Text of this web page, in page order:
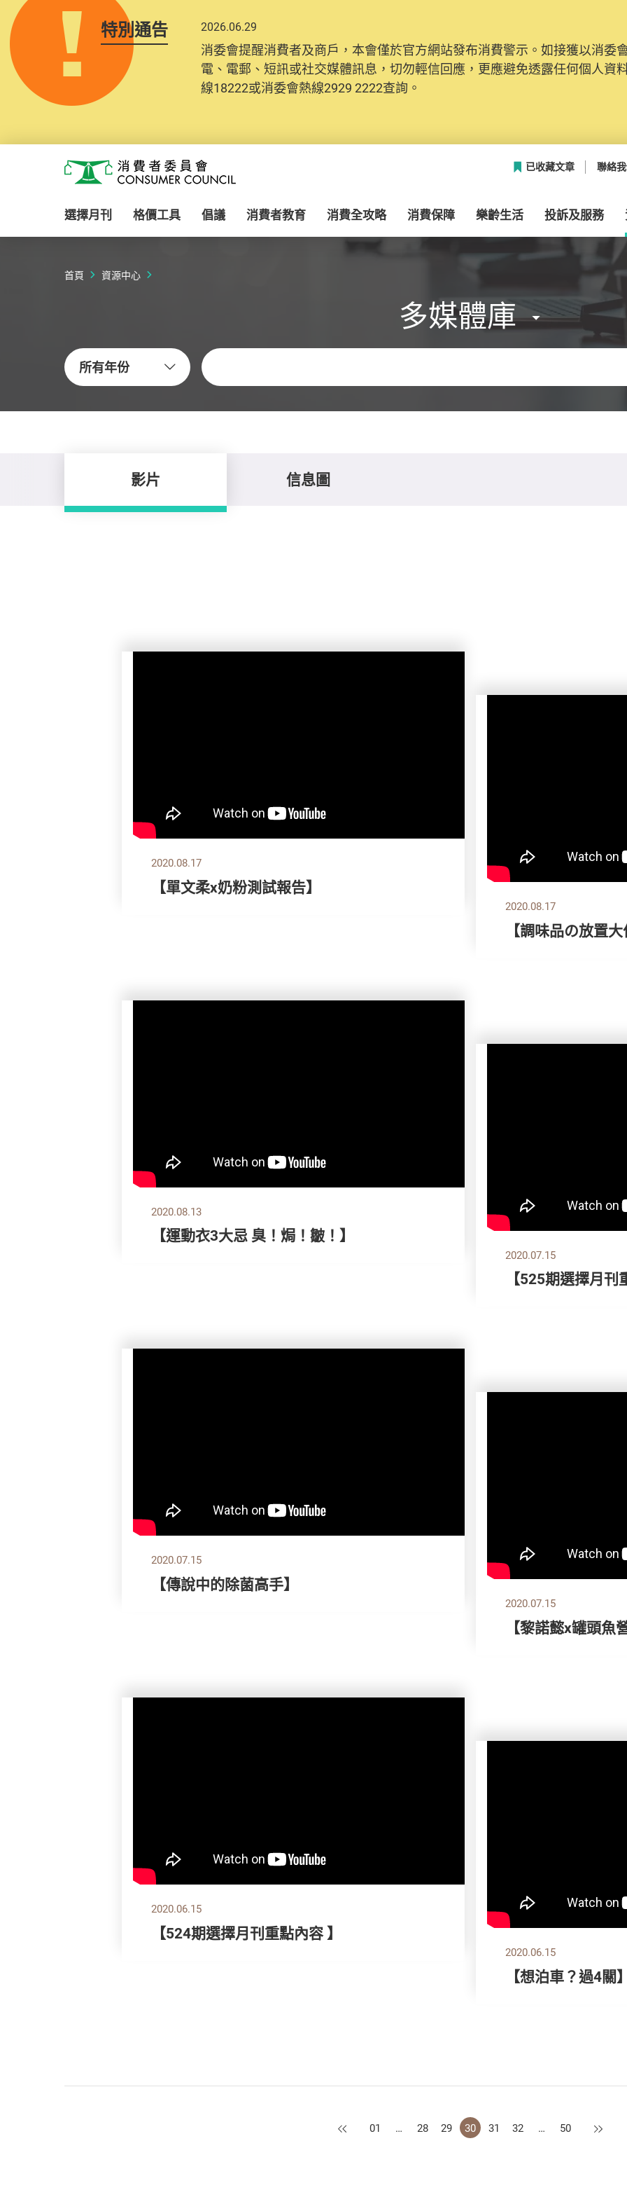
特別通告 2026.06.29
消委會提醒消費者及商戶，本會僅於官方網站發布消費警示。如接獲以消委
電、電郵、短訊或社交媒體訊息，切勿輕信回應，更應避免透露任何個人資
線18222或消委會熱線2929 2222查詢。
2025.10.31
為提升使用者體驗及網絡安全，本會的投訴處理系統已經進行升級及推出
消費者需要提供基本聯絡資料（包括姓名、電郵及電話）註冊帳戶，才可提
紀錄將清晰整合於帳戶中，方便日後作出跟進。
消費者委員會
已收藏文章 聯絡
選擇月刊 格價工具 倡議 消費者教育 消費全攻略 消費保障 樂齡生活 投訴及服務
首頁 資源中心
多媒體庫
所有年份
關鍵字
影片 信息圖
2020.08.17
【單文柔x奶粉測試報告】
2020.08.17
【調味品の放置
2020.08.13
【運動衣3大忌 臭！焗！皺！】
2020.07.15
【525期選擇月
2020.07.15
【傳說中的除菌高手】
2020.07.15
【黎諾懿x罐頭魚
2020.06.15
【524期選擇月刊重點內容 】
2020.06.15
【想泊車？過4關
上一頁
01 … 28 29 30 31 32 … 50 下一頁